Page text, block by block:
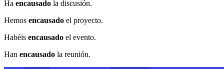
Ha encausado la discusión.
Hemos encausado el proyecto.
Habéis encausado el evento.
Han encausado la reunión.